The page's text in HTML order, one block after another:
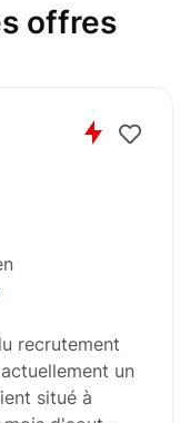
offres
recrutement
un
situé à